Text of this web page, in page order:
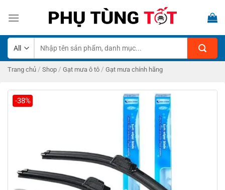
kiếm:
Trang chủ / Shop / Gạt mưa ô tô / Gạt mưa chính hãng
-38%